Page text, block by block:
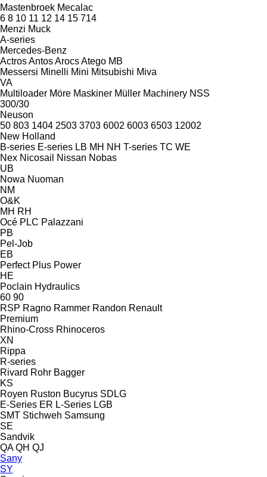
Mastenbroek Mecalac
6 8 10 11 12 14 15 714
Menzi Muck
A-series
Mercedes-Benz
ActrosAntosArocsAtego MB
Messersi Minelli Mini Mitsubishi Miva
VA
Multiloader Möre Maskiner Müller Machinery NSS
300/30
Neuson
50 803 1404 2503 3703 6002 6003 6503 12002
New Holland
B-series E-series LB MH NH T-series TC WE
Nex Nicosail Nissan Nobas
UB
Nowa Nuoman
NM
O&K
MH RH
Océ PLC Palazzani
PB
Pel-Job
EB
Perfect Plus Power
HE
Poclain Hydraulics
60 90
RSP Ragno Rammer Randon Renault
Premium
Rhino-Cross Rhinoceros
XN
Rippa
R-series
Rivard Rohr Bagger
KS
Royen Ruston Bucyrus SDLG
E-Series ER L-Series LGB
SMT Stichweh Samsung
SE
Sandvik
QA QH QJ
Sany
SY